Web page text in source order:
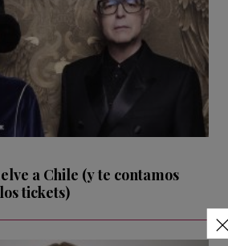
a Chile (y te contamos
tickets)